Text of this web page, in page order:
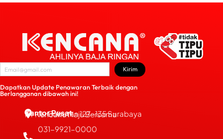
Dapatkan Update Penawaran Terbaik dengan
Berlangganan dibawah ini!
Kirim
Kantor Pusat
PT Kencana Maju Bersama
JL. Bubutan 127-135 Surabaya
031-9921-0000